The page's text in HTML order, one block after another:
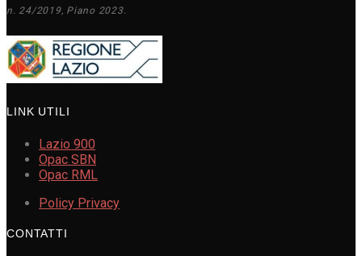
n. 24/2019, Piano 2023.
LINK UTILI
Lazio 900
Opac SBN
Opac RML
Policy Privacy
CONTATTI